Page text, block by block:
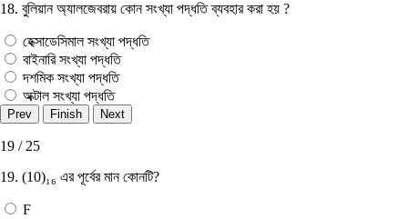
18. বুলিয়ান অ্যালজেবরায় কোন সংখ্যা পদ্ধতি ব্যবহার করা হয় ?
হেক্সাডেসিমাল সংখ্যা পদ্ধতি
বাইনারি সংখ্যা পদ্ধতি
দশমিক সংখ্যা পদ্ধতি
অক্টাল সংখ্যা পদ্ধতি
19 / 25
19. (10)₁₆ এর পূর্বের মান কোনটি?
F